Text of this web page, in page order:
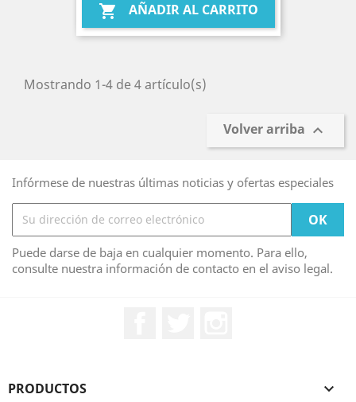
 AÑADIR AL CARRITO
Mostrando 1-4 de 4 artículo(s)
Volver arriba 
Infórmese de nuestras últimas noticias y ofertas especiales
Puede darse de baja en cualquier momento. Para ello,
consulte nuestra información de contacto en el aviso legal.
PRODUCTOS 